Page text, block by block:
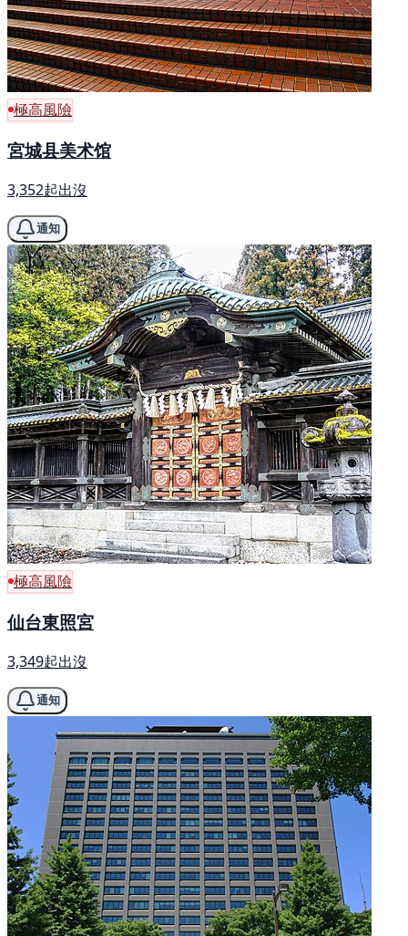
極高風險
宮城县美术馆
3,352起出沒
通知
極高風險
仙台東照宮
3,349起出沒
通知